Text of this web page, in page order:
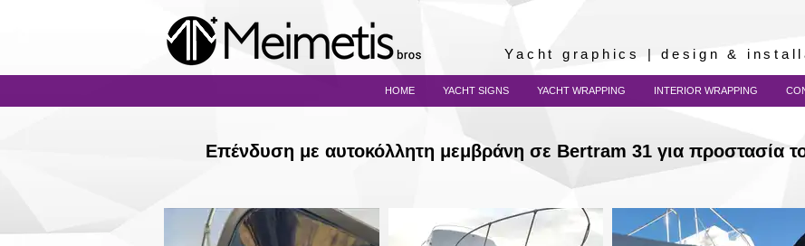
Yacht graphics | design &
HOME YACHT SIGNS YACHT WRAPPING INTERIOR WRAPPING
Επένδυση με αυτοκόλλητη μεμβράνη σε Bertram 31 για προστασία